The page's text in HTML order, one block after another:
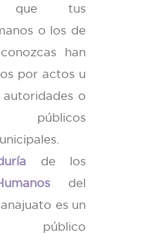
que tus
o los de
han
por actos u
autoridades o
públicos
de los
del
es un
público